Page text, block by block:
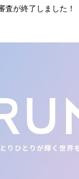
査が終了しました！